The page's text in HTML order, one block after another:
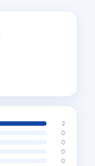
2
0
0
0
0